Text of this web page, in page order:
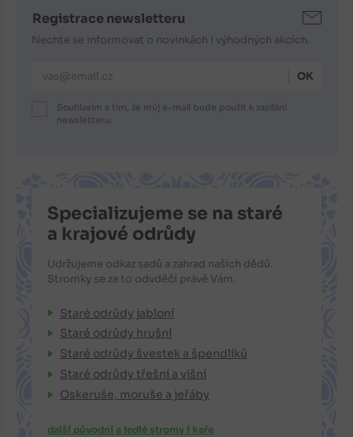
Registrace newsletteru
Nechte se informovat o novinkách i výhodných akcích.
E-mailová adresa
Souhlasím s tím, že můj e-mail bude použit k zasílání
newsletteru.
Specializujeme se na staré
a krajové odrůdy
Udržujeme odkaz sadů a zahrad našich dědů.
Stromky se za to odvděčí právě Vám.
Staré odrůdy jabloní
Staré odrůdy hrušní
Staré odrůdy švestek a špendlíků
Staré odrůdy třešní a višní
Oskeruše, moruše a jeřáby
další původní a jedlé stromy i keře